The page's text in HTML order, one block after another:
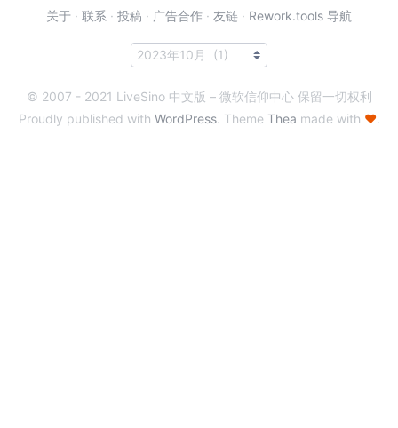
关于 · 联系 · 投稿 · 广告合作 · 友链 · Rework.tools 导航
© 2007 - 2021 LiveSino 中文版 – 微软信仰中心 保留一切权利
Proudly published with WordPress. Theme Thea made with ♥.